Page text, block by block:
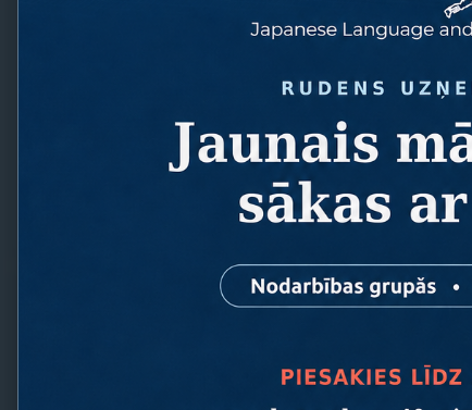
Toyama-sensei Arai-